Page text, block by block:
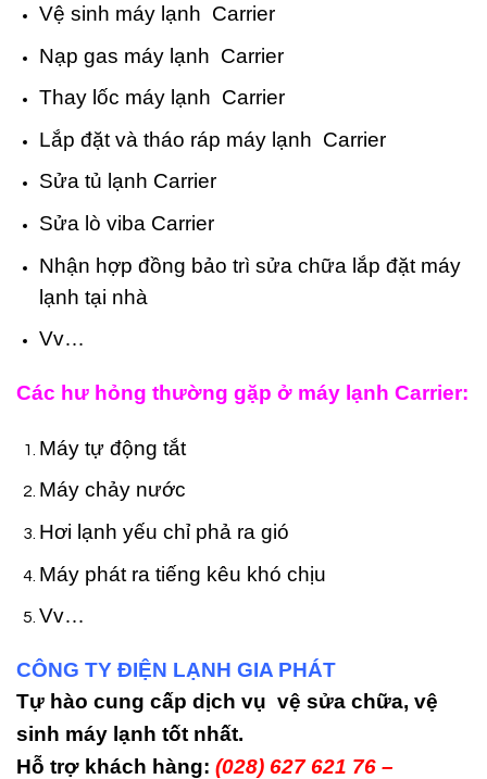
Vệ sinh máy lạnh Carrier
Nạp gas máy lạnh Carrier
Thay lốc máy lạnh Carrier
Lắp đặt và tháo ráp máy lạnh Carrier
Sửa tủ lạnh Carrier
Sửa lò viba Carrier
Nhận hợp đồng bảo trì sửa chữa lắp đặt máy
lạnh tại nhà
Vv…
Các hư hỏng thường gặp ở máy lạnh Carrier:
Máy tự động tắt
Máy chảy nước
Hơi lạnh yếu chỉ phả ra gió
Máy phát ra tiếng kêu khó chịu
Vv…
CÔNG TY ĐIỆN LẠNH GIA PHÁT
Tự hào cung cấp dịch vụ vệ sửa chữa, vệ
sinh máy lạnh tốt nhất.
Hỗ trợ khách hàng: (028) 627 621 76 –